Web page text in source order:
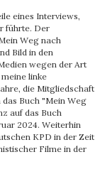
eines Interviews,
führte. Der
Weg nach
Bild in den
wegen der Art
linke
die Mitgliedschaft
Buch "Mein Weg
auf das Buch
2024. Weiterhin
KPD in der Zeit
Filme in der